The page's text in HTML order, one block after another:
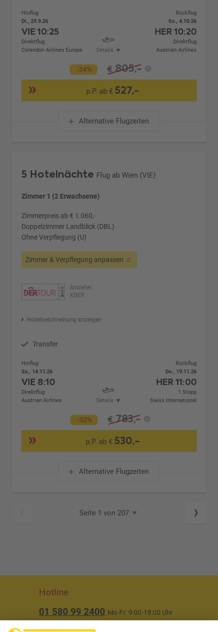
Hinflug
Di., 29.9.26
VIE10:25
Direktflug
Corendon Airlines Europe
Details
Rückflug
So., 4.10.26
HER 10:20
Direktflug
Austrian Airlines
-34% € 805,-
p.P. ab € 527,-
Alternative Flugzeiten
5 Hotelnächte Flug ab Wien (VIE)
Zimmer 1 (2 Erwachsene)
Zimmerpreis ab € 1.060,-
Doppelzimmer Landblick (DBL)
Ohne Verpflegung (U)
Zimmer & Verpflegung anpassen
Anbieter:
XDER
Hotelbeschreibung anzeigen
Transfer
Hinflug
Sa., 14.11.26
VIE 8:10
Direktflug
Austrian Airlines
Details
Rückflug
Do., 19.11.26
HER 11:00
1 Stopp
Swiss International
-32% € 783,-
p.P. ab € 530,-
Alternative Flugzeiten
Seite 1 von 207
Hotline
01 580 99 2400 Mo-Fr: 9:00-18:00 Uhr